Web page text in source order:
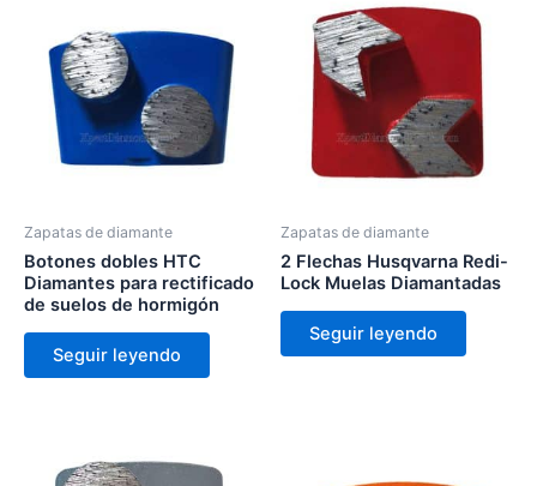
Zapatas de diamante
Botones dobles HTC
Diamantes para rectificado
de suelos de hormigón
Seguir leyendo
Zapatas de diamante
2 Flechas Husqvarna Redi-
Lock Muelas Diamantadas
Seguir leyendo